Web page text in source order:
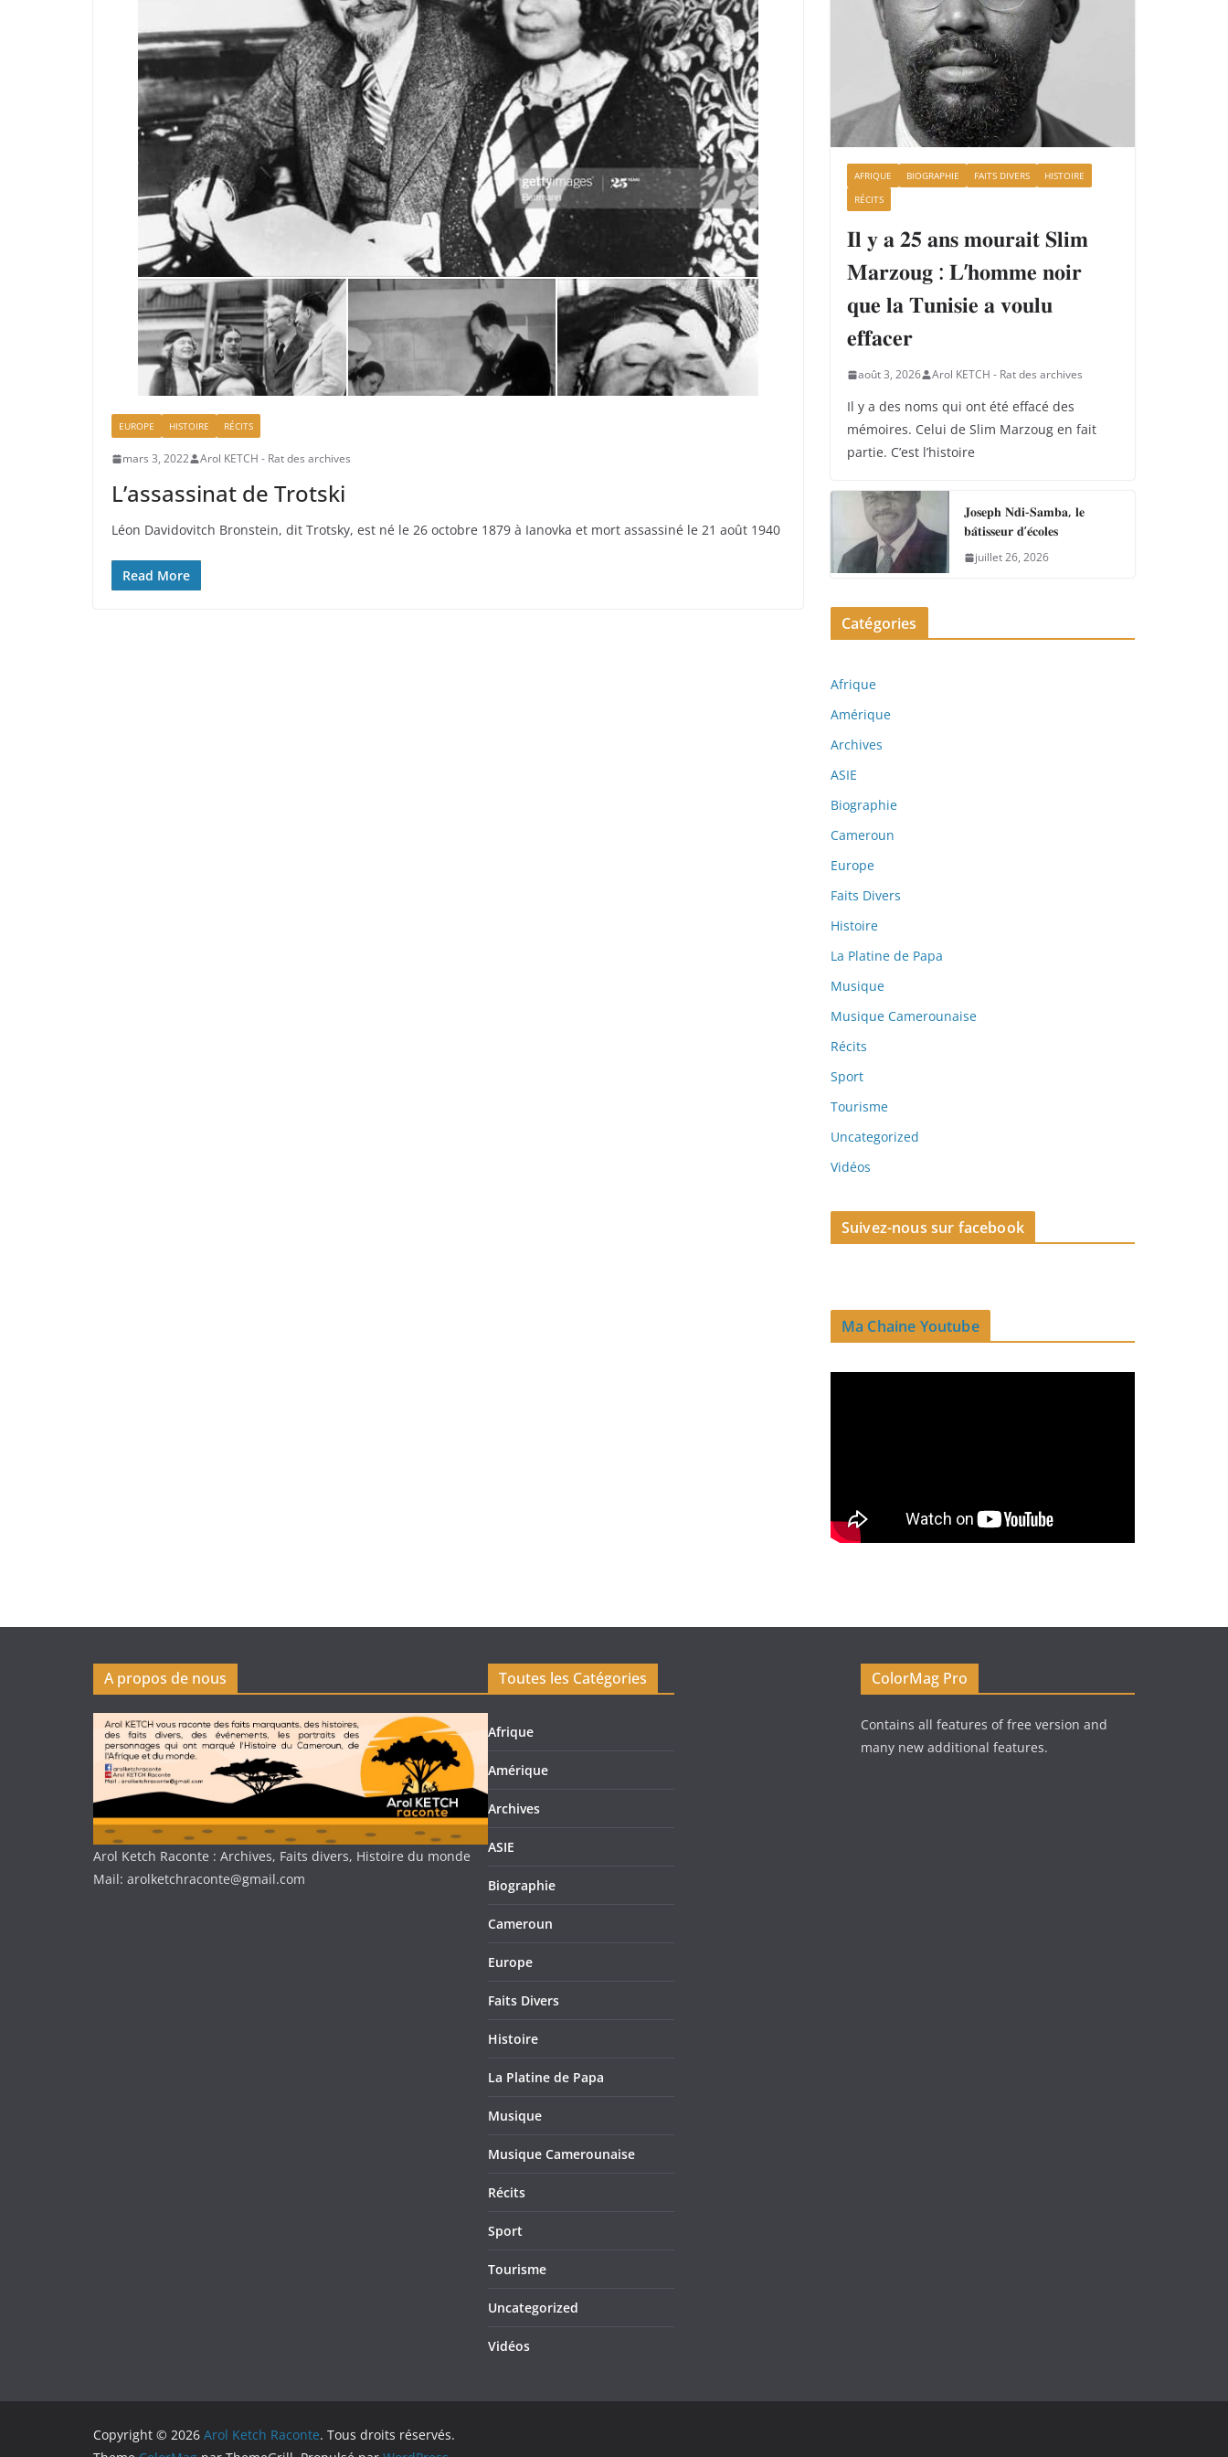
EUROPE HISTOIRE RÉCITS
mars 3, 2022 Arol KETCH - Rat des archives
L’assassinat de Trotski
Léon Davidovitch Bronstein, dit Trotsky, est né le 26 octobre 1879 à Ianovka et mort assassiné le 21 août 1940
Read More
AFRIQUE BIOGRAPHIE FAITS DIVERS
HISTOIRE
RÉCITS
𝐈𝐥 𝐲 𝐚 𝟐𝟓 𝐚𝐧𝐬 𝐦𝐨𝐮𝐫𝐚𝐢𝐭 𝐒𝐥𝐢𝐦
𝐌𝐚𝐫𝐳𝐨𝐮𝐠 : 𝐋’𝐡𝐨𝐦𝐦𝐞 𝐧𝐨𝐢𝐫
𝐪𝐮𝐞 𝐥𝐚 𝐓𝐮𝐧𝐢𝐬𝐢𝐞 𝐚 𝐯𝐨𝐮𝐥𝐮
𝐞𝐟𝐟𝐚𝐜𝐞𝐫
août 3, 2026 Arol KETCH - Rat des archives
Il y a des noms qui ont été effacé des
mémoires. Celui de Slim Marzoug en fait
partie. C’est l’histoire
𝐉𝐨𝐬𝐞𝐩𝐡 𝐍𝐝𝐢-𝐒𝐚𝐦𝐛𝐚, 𝐥𝐞
𝐛𝐚̂𝐭𝐢𝐬𝐬𝐞𝐮𝐫 𝐝’𝐞́𝐜𝐨𝐥𝐞𝐬
juillet 26, 2026
Catégories
Afrique
Amérique
Archives
ASIE
Biographie
Cameroun
Europe
Faits Divers
Histoire
La Platine de Papa
Musique
Musique Camerounaise
Récits
Sport
Tourisme
Uncategorized
Vidéos
Suivez-nous sur facebook
Ma Chaine Youtube
A propos de nous
Arol Ketch Raconte : Archives, Faits divers, Histoire du monde
Mail: arolketchraconte@gmail.com
Toutes les Catégories
Afrique
Amérique
Archives
ASIE
Biographie
Cameroun
Europe
Faits Divers
Histoire
La Platine de Papa
Musique
Musique Camerounaise
Récits
Sport
Tourisme
Uncategorized
Vidéos
ColorMag Pro
Contains all features of free version and
many new additional features.
Copyright © 2026 Arol Ketch Raconte. Tous droits réservés.